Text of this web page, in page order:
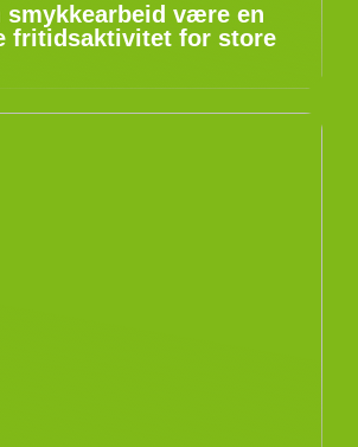
smykkearbeid være en
fritidsaktivitet for store